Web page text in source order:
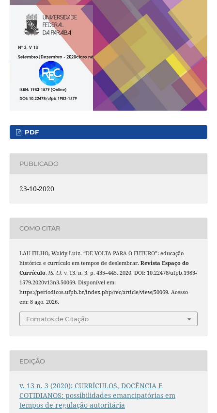
PDF
PUBLICADO
23-10-2020
COMO CITAR
LAU FILHO, Waldy Luiz. “DE VOLTA PARA O FUTURO”: educação
histórica e currículo em tempos de deslembrar. Revista Espaço do
Currículo, [S. l.], v. 13, n. 3, p. 435–445, 2020. DOI: 10.22478/ufpb.1983-
1579.2020v13n3.50069. Disponível em:
https://periodicos.ufpb.br/index.php/rec/article/view/50069. Acesso
em: 8 ago. 2026.
Fomatos de Citação
EDIÇÃO
v. 13 n. 3 (2020): CURRÍCULOS, DOCÊNCIA E
COTIDIANOS: possibilidades emancipatórias em
tempos de regulação autoritária